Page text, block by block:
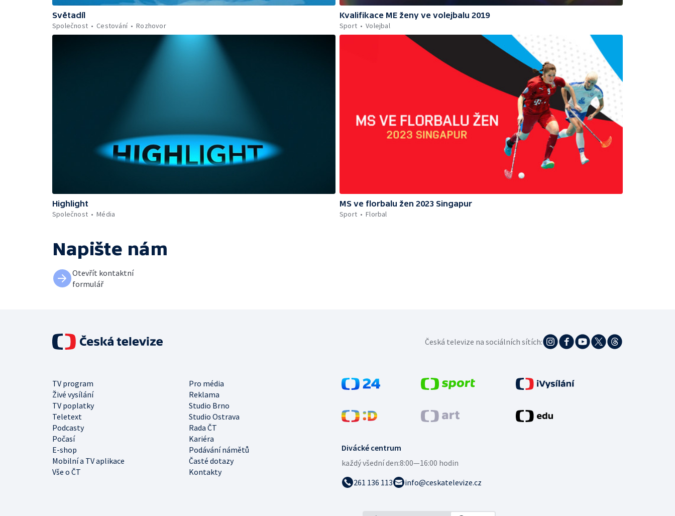
Světadíl
Společnost
Cestování Rozhovor
Kvalifikace ME ženy ve volejbalu 2019
Sport
Volejbal
Highlight
Společnost
Média
MS ve florbalu žen 2023 Singapur
Sport
Florbal
Napište nám
Otevřít kontaktní
formulář
Divácké centrum
každý všední den:8:00—16:00 hodin
261 136 113
info@ceskatelevize.cz
TV program
Pro média
Živé vysílání
Reklama
TV poplatky
Studio Brno
Teletext
Studio Ostrava
Podcasty
Rada ČT
Počasí
Kariéra
E-shop
Podávání námětů
Mobilní a TV aplikace
Časté dotazy
Vše o ČT
Kontakty
Česká televize na sociálních sítích: